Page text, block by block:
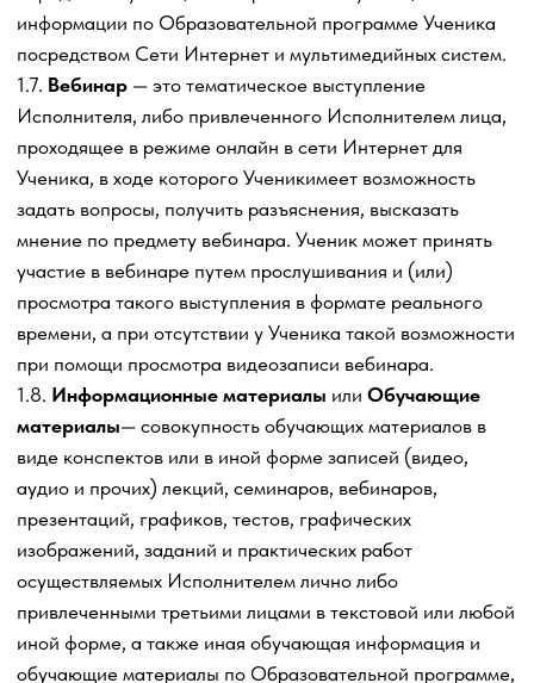
в счет Брони возврату не подлежат. Оплачивая Бронь,
Ученик понимает и соглашается с тем, что программа
Пакета услуг, в счет которого оплачена Бронь может
быть изменена Исполнителем в одностороннем порядке
с момента получения Брони до момента фактического
оказания услуг.
1.11.Сертификат— документ по результатам обучения
по Образовательной программе, выдаваемый Ученику в
электронном виде по его запросу и/ или размещается в
личном кабинете Ученика на обучающей Платформе,
или направляется Заказчику по адресу его электронной
1.12.Куратор– специалист, который помогает Ученику
освоить материалы и получить максимальный результат
от Услуг. Это может происходить через обратную связь
по домашним заданиям или через ответы на вопросы
Ученика.
1.13.Регистрация– процедура, в ходе которой Ученик
предоставляет достоверные данные о себе по
утвержденной форме, а также создает логин и пароль.
Вместо регистрации Платформа может предложить
произвести первичную авторизацию при помощи
стороннего веб-сервиса, в том числе социальной сети, в
результате чего Исполнителю будет передан токен,
идентифицирующий Ученика.
Личный кабинет
– учетная запись Ученика на
Платформе, функционал которой предоставляет ему
доступ к Обучающим материалам по Образовательной
программе.
1.15. Чат – закрытые сообщества в мессенджере
Telegram «Телеграмм», предназначенные для обмена